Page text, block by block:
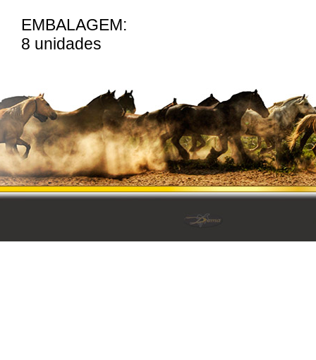
EMBALAGEM:
8 unidades